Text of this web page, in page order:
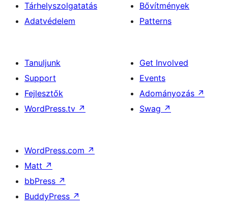
Tárhelyszolgatatás
Adatvédelem
Bővítmények
Patterns
Tanuljunk
Support
Fejlesztők
WordPress.tv ↗
Get Involved
Events
Adományozás ↗
Swag ↗
WordPress.com ↗
Matt ↗
bbPress ↗
BuddyPress ↗